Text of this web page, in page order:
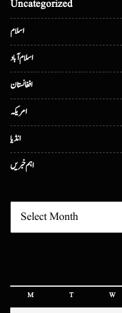
Uncategorized
اسلام
اسلام آباد
افغانستان
امریکہ
انڈیا
اہم خبریں
M T W